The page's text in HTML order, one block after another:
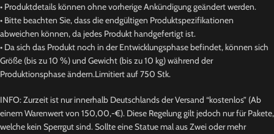
• Produktdetails können ohne vorherige Ankündigung geändert werden.
• Bitte beachten Sie, dass die endgültigen Produktspezifikationen
abweichen können, da jedes Produkt handgefertigt ist.
• Da sich das Produkt noch in der Entwicklungsphase befindet, können sich
Größe (bis zu 10 %) und Gewicht (bis zu 10 kg) während der
Produktionsphase ändern.Limitiert auf 750 Stk.
INFO: Zurzeit ist nur innerhalb Deutschlands der Versand “kostenlos” (Ab
einem Warenwert von 150,00,-€). Diese Regelung gilt jedoch nur für Pakete,
welche kein Sperrgut sind. Sollte eine Statue mal aus Zwei oder mehr